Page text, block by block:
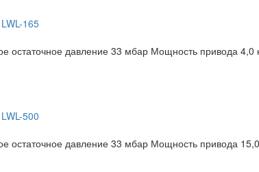
165
остаточное давление 33 мбар Мощность привода 4,0
500
остаточное давление 33 мбар Мощность привода